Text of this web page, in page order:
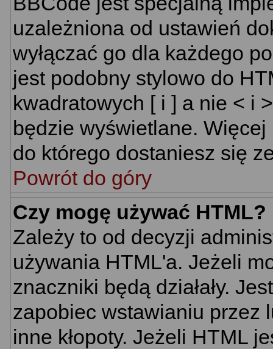
uzależniona od ustawień
wyłączać go dla każdego
jest podobny stylowo do
kwadratowych [ i ] a nie < i
będzie wyświetlane.
do którego dostaniesz się
Powrót do góry
Czy mogę używać HTML?
Zależy to od decyzji
używania HTML'a. Jeżeli
znaczniki będą działały.
zapobiec wstawianiu przez
inne kłopoty. Jeżeli HTML